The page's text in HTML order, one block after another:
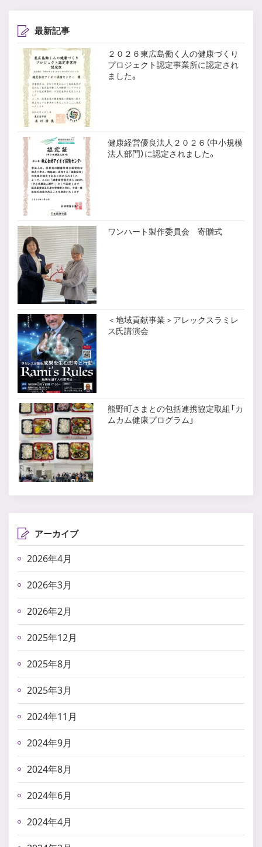
最新記事
２０２６東広島働く人の健康づくり
プロジェクト認定事業所に認定され
ました。
健康経営優良法人２０２６（中小規模
法人部門）に認定されました。
ワンハート製作委員会 寄贈式
＜地域貢献事業＞アレックスラミレ
ス氏講演会
熊野町さまとの包括連携協定取組「カ
ムカム健康プログラム」
アーカイブ
2026年4月
2026年3月
2026年2月
2025年12月
2025年8月
2025年3月
2024年11月
2024年9月
2024年8月
2024年6月
2024年4月